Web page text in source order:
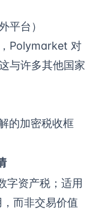
平台）
Polymarket 对
与许多其他国家
的加密税收框
字资产税；适用
而非交易价值